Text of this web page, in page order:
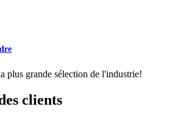
plus grande sélection de l'industrie!
clients